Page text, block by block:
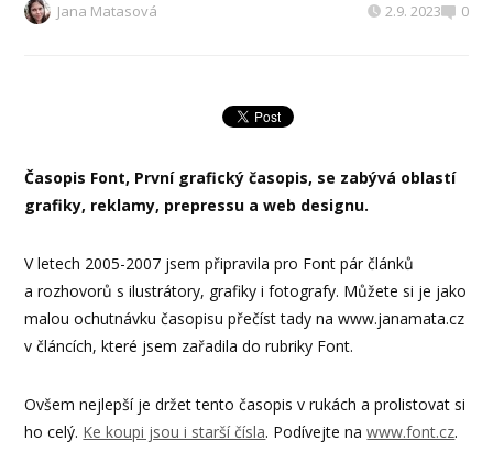
Jana Matasová 2.9. 2023 0
Časopis Font, První grafický časopis, se zabývá oblastí
grafiky, reklamy, prepressu a web designu.
V letech 2005-2007 jsem připravila pro Font pár článků
a rozhovorů s ilustrátory, grafiky i fotografy. Můžete si je jako
malou ochutnávku časopisu přečíst tady na www.janamata.cz
v článcích, které jsem zařadila do rubriky Font.
Ovšem nejlepší je držet tento časopis v rukách a prolistovat si
ho celý. Ke koupi jsou i starší čísla. Podívejte nawww.font.cz.